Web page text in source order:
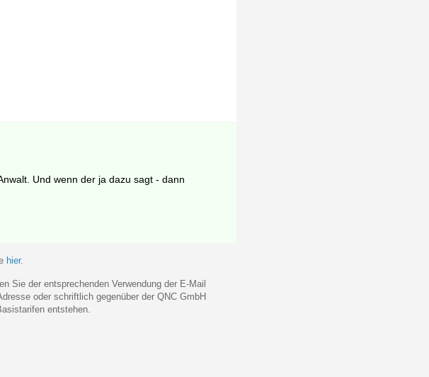
Und wenn der ja dazu sagt - dann
hier.
Sie der entsprechenden Verwendung der E-Mail
oder schriftlich gegenüber der QNC GmbH
entstehen.